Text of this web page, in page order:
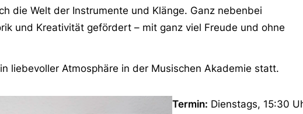
die Welt der Instrumente und Klänge. Ganz nebenbei
und Kreativität gefördert – mit ganz viel Freude und ohne
in liebevoller Atmosphäre in der Musischen Akademie statt.
Termin: Dienstags, 15:30